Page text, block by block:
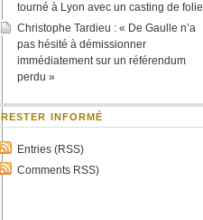
tourné à Lyon avec un casting de folie
Christophe Tardieu : « De Gaulle n’a
pas hésité à démissionner
immédiatement sur un référendum
perdu »
RESTER INFORMÉ
Entries (RSS)
Comments RSS)